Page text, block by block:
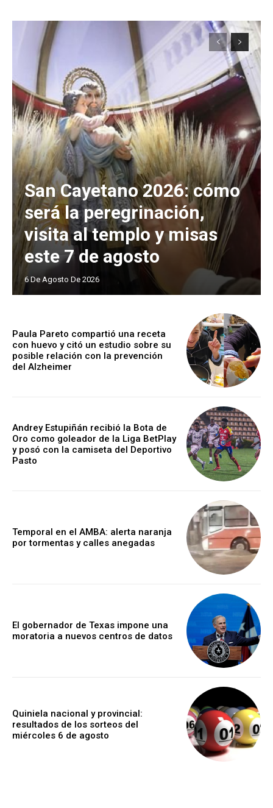
San Cayetano 2026: cómo
será la peregrinación,
visita al templo y misas
este 7 de agosto
6 De Agosto De 2026
Paula Pareto compartió una receta
con huevo y citó un estudio sobre su
posible relación con la prevención
del Alzheimer
Andrey Estupiñán recibió la Bota de
Oro como goleador de la Liga BetPlay
y posó con la camiseta del Deportivo
Pasto
Temporal en el AMBA: alerta naranja
por tormentas y calles anegadas
El gobernador de Texas impone una
moratoria a nuevos centros de datos
Quiniela nacional y provincial:
resultados de los sorteos del
miércoles 6 de agosto